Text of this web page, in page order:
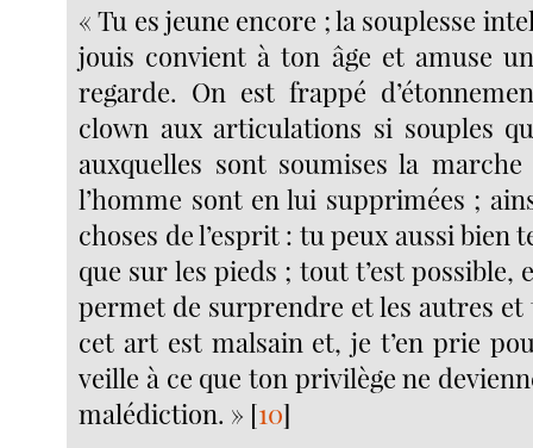
« Tu es jeune encore ; la souplesse
jouis convient à ton âge et amuse
regarde. On est frappé
clown aux articulations si souples
auxquelles sont soumises la
l’homme sont en lui supprimées ;
choses de l’esprit : tu peux aussi bien
que sur les pieds ; tout t’est possible,
permet de surprendre et les autres
cet art est malsain et, je t’en prie
veille à ce que ton privilège ne
malédiction. » [10]